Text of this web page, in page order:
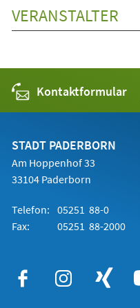
VERANSTALTER
Kontaktformular
STADT PADERBORN
Am Hoppenhof 33
33104 Paderborn
Telefon: 05251 88-0
Fax:
05251 88-2000